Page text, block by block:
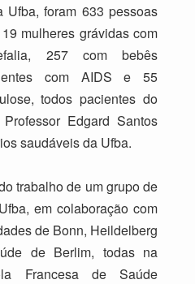
Ufba, foram 633 pessoas
mulheres grávidas com
257 com bebês
com AIDS e 55
todos pacientes do
Edgard Santos
saudáveis da Ufba.
trabalho de um grupo de
em colaboração com
de Bonn, Heildelberg
de Berlim, todas na
Francesa de Saúde